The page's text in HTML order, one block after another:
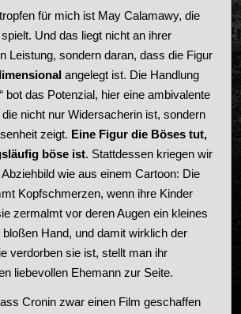
für mich ist May Calamawy, die
Und das liegt nicht an ihrer
Leistung, sondern daran, dass die Figur
angelegt ist. Die Handlung
“ bot das Potenzial, hier eine ambivalente
nicht nur Widersacherin ist, sondern
zeigt. Eine Figur die Böses tut,
böse ist. Stattdessen kriegen wir
wie aus einem Cartoon: Die
Kopfschmerzen, wenn ihre Kinder
zermalmt vor deren Augen ein kleines
Hand, und damit wirklich der
verdorben sie ist, stellt man ihr
liebevollen Ehemann zur Seite.
Cronin zwar einen Film geschaffen